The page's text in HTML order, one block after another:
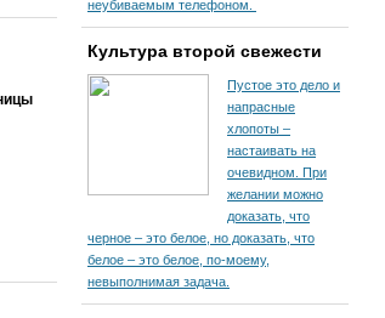
неубиваемым телефоном.
Культура второй свежести
Пустое это дело и
напрасные
хлопоты –
настаивать на
очевидном. При
желании можно
доказать, что
черное – это белое, но доказать, что
белое – это белое, по-моему,
невыполнимая задача.